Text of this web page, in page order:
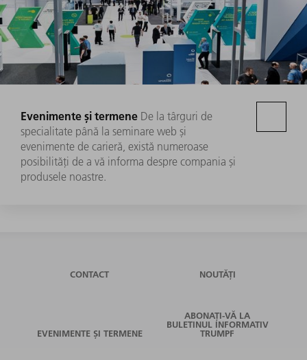
Evenimente și termene De la târguri de
specialitate până la seminare web și
evenimente de carieră, există numeroase
posibilități de a vă informa despre compania și
produsele noastre.
CONTACT NOUTĂȚI
EVENIMENTE ȘI TERMENE
ABONAȚI-VĂ LA
BULETINUL INFORMATIV
TRUMPF